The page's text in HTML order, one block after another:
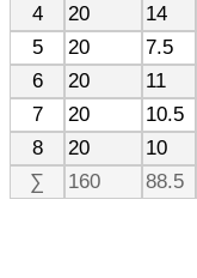
4
20 14
5
20 7.5
6
20 11
7
20 10.5
8
20 10
∑
160 88.5